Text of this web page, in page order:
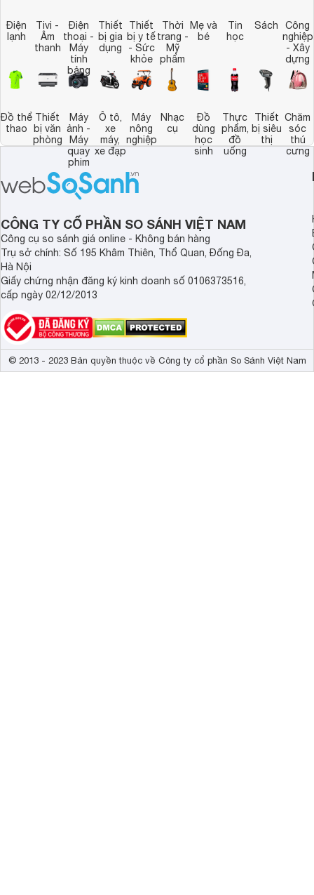
Điện
lạnh
Tivi -
Âm
thanh
Điện
thoại -
Máy
tính
bảng
Thiết
bị gia
dụng
Thiết
bị y tế
- Sức
khỏe
Thời
trang -
Mỹ
phẩm
Mẹ và
bé
Tin
học
Sách
Công
nghiệp
- Xây
dựng
Đồ thể
thao
Thiết
bị văn
phòng
Máy
ảnh -
Máy
quay
phim
Ô tô,
xe
máy,
xe đạp
Máy
nông
nghiệp
Nhạc
cụ
Đồ
dùng
học
sinh
Thực
phẩm,
đồ
uống
Thiết
bị siêu
thị
Chăm
sóc
thú
cưng
CÔNG TY CỔ PHẦN SO SÁNH VIỆT NAM
Công cụ so sánh giá online - Không bán hàng
Trụ sở chính: Số 195 Khâm Thiên, Thổ Quan, Đống Đa,
Hà Nội
Giấy chứng nhận đăng ký kinh doanh số 0106373516,
cấp ngày 02/12/2013
© 2013 - 2023 Bản quyền thuộc về Công ty cổ phần So Sánh Việt Nam